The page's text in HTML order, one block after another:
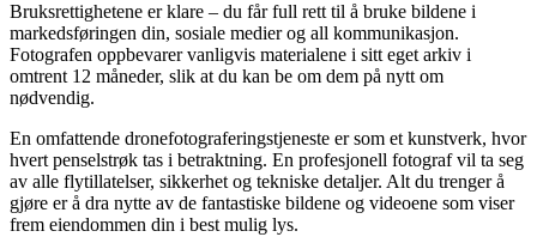
Bruksrettighetene er klare – du får full rett til å bruke bildene i
markedsføringen din, sosiale medier og all kommunikasjon.
Fotografen oppbevarer vanligvis materialene i sitt eget arkiv i
omtrent 12 måneder, slik at du kan be om dem på nytt om
nødvendig.
En omfattende dronefotograferingstjeneste er som et kunstverk, hvor
hvert penselstrøk tas i betraktning. En profesjonell fotograf vil ta seg
av alle flytillatelser, sikkerhet og tekniske detaljer. Alt du trenger å
gjøre er å dra nytte av de fantastiske bildene og videoene som viser
frem eiendommen din i best mulig lys.